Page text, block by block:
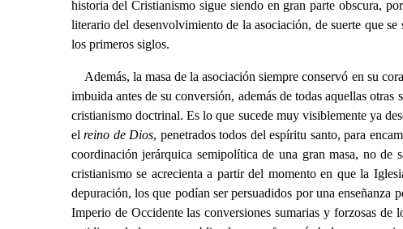
historia del Cristianismo sigue siendo en gran parte obscura,
literario del desenvolvimiento de la asociación, de suerte que
los primeros siglos.
Además, la masa de la asociación siempre conservó en su
imbuida antes de su conversión, además de todas aquellas
cristianismo doctrinal. Es lo que sucede muy visiblemente ya
elreino de Dios, penetrados todos del espíritu santo, para
coordinación jerárquica semipolítica de una gran masa, no de
cristianismo se acrecienta a partir del momento en que la
depuración, los que podían ser persuadidos por una enseñanza
Imperio de Occidente las conversiones sumarias y forzosas de